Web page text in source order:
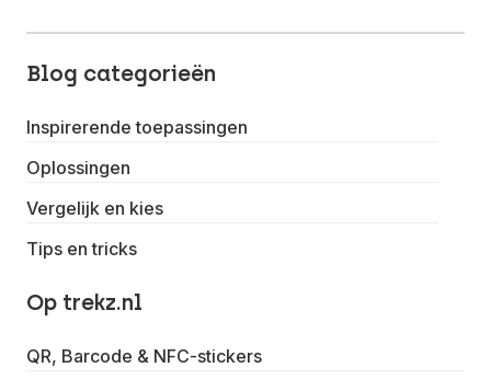
Blog categorieën
Inspirerende toepassingen
Oplossingen
Vergelijk en kies
Tips en tricks
Op trekz.nl
QR, Barcode & NFC-stickers